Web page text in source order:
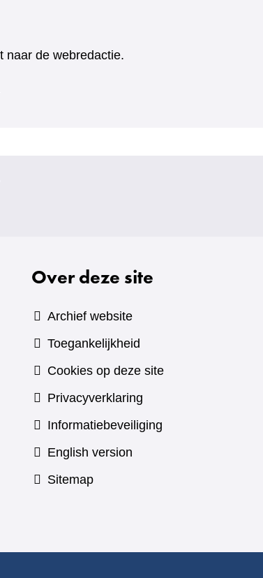
naar de webredactie.
Over deze site
Archief website
Toegankelijkheid
Cookies op deze site
Privacyverklaring
Informatiebeveiliging
English version
Sitemap